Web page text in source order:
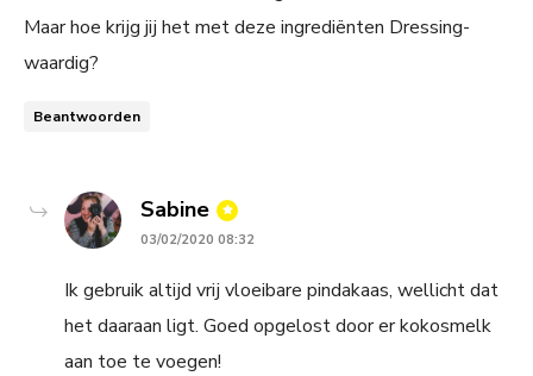
Maar hoe krijg jij het met deze ingrediënten Dressing-
waardig?
Beantwoorden
Sabine says:
03/02/2020 08:32
Ik gebruik altijd vrij vloeibare pindakaas, wellicht dat
het daaraan ligt. Goed opgelost door er kokosmelk
aan toe te voegen!